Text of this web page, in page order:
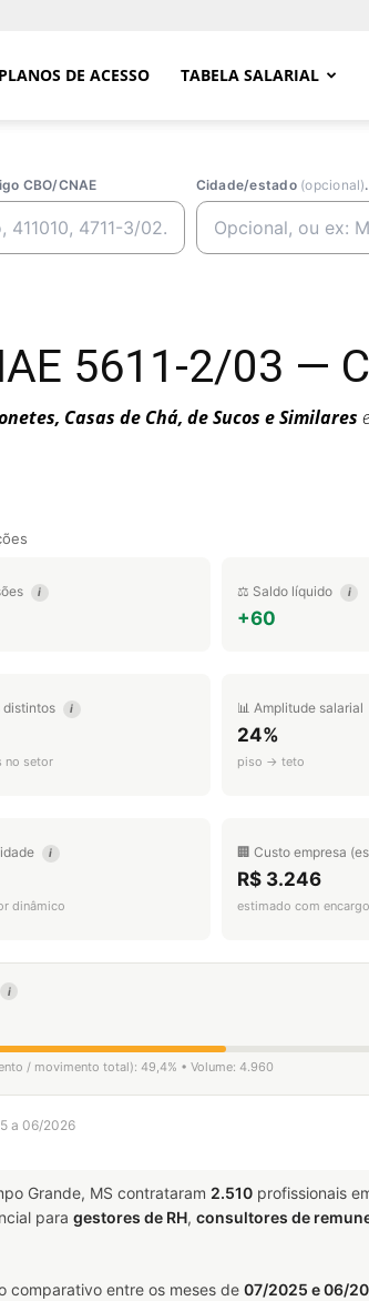
PLANOS DE ACESSO TABELA SALARIAL
CBO/CNAE Cidade/estado (opcional)
5611-2/03 —
Casas de Chá, de Sucos e Similares
i ⚖️ Saldo líquido i
+60
distintos i
no setor
📊 Amplitude salarial
24%
piso → teto
i
dinâmico
🏢 Custo empresa
R$ 3.246
estimado com
i
/ movimento total): 49,4% • Volume: 4.960
a 06/2026
Grande, MS contrataram 2.510 profissionais
para gestores de RH, consultores de
comparativo entre os meses de 07/2025 e 06/